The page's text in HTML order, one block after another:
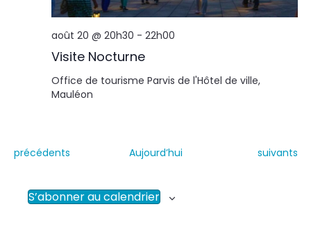
Visite Nocturne
août 20 @ 20h30 - 22h00
Office de tourisme Parvis de l'Hôtel de ville,
Mauléon
É
précédents Aujourd’hui
É
suivants
S’abonner au calendrier